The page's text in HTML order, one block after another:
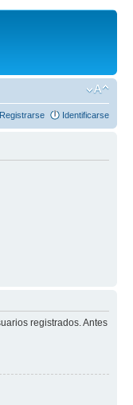
Registrarse Identificarse
registrados. Antes